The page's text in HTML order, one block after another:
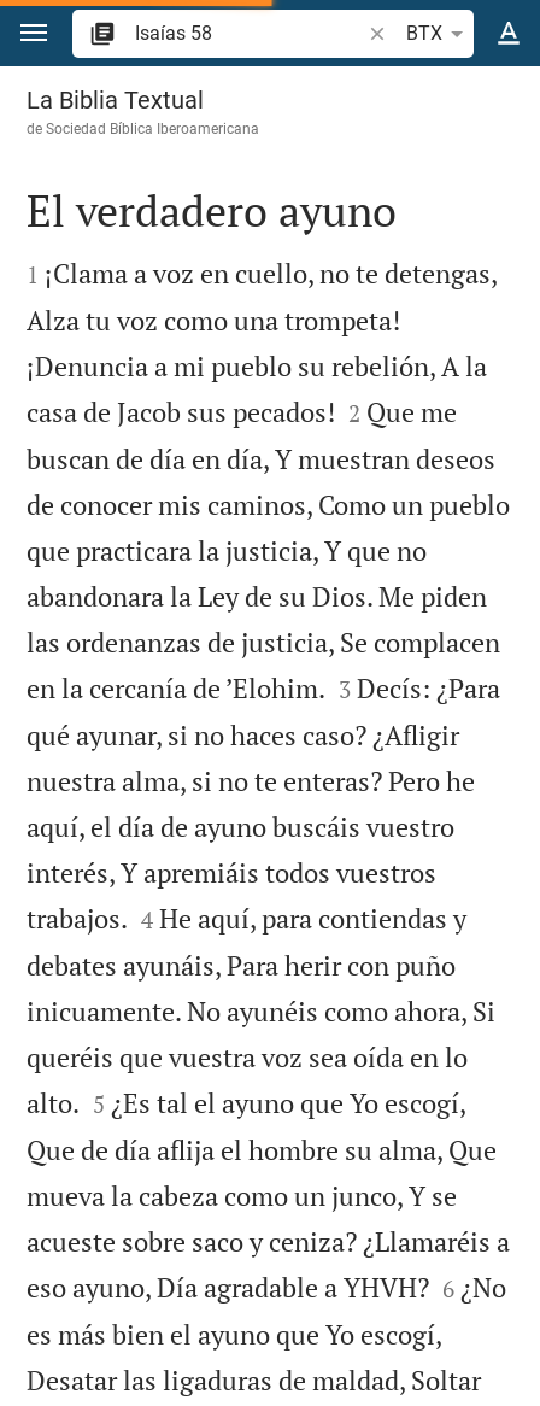
Ir a un contenido
Buscar versículo
BTX
Isaías 58
La Biblia Textual
deSociedad Bíblica Iberoamericana

El verdadero ayuno

1 ¡Clama a voz en cuello, no te detengas,
Alza tu voz como una trompeta!
¡Denuncia a mi pueblo su rebelión, A la
casa de Jacob sus pecados! 

2 Que me
buscan de día en día, Y muestran deseos
de conocer mis caminos, Como un pueblo
que practicara la justicia, Y que no
abandonara la Ley de su Dios. Me piden
las ordenanzas de justicia, Se complacen
en la cercanía de ’Elohim. 

3 Decís: ¿Para
qué ayunar, si no haces caso? ¿Afligir
nuestra alma, si no te enteras? Pero he
aquí, el día de ayuno buscáis vuestro
interés, Y apremiáis todos vuestros
trabajos. 

4 He aquí, para contiendas y
debates ayunáis, Para herir con puño
inicuamente. No ayunéis como ahora, Si
queréis que vuestra voz sea oída en lo
alto. 

5 ¿Es tal el ayuno que Yo escogí,
Que de día aflija el hombre su alma, Que
mueva la cabeza como un junco, Y se
acueste sobre saco y ceniza? ¿Llamaréis a
eso ayuno, Día agradable a YHVH?
6 ¿No
es más bien el ayuno que Yo escogí,
Desatar las ligaduras de maldad, Soltar